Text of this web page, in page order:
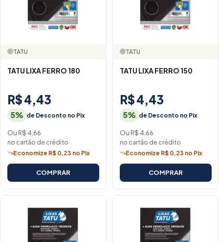
TATU
TATU LIXA FERRO 180
R$ 4,43
5% de Desconto no Pix
Ou R$ 4,66
no cartão de crédito
Economize R$ 0,23 no Pix
COMPRAR
TATU
TATU LIXA FERRO 150
R$ 4,43
5% de Desconto no Pix
Ou R$ 4,66
no cartão de crédito
Economize R$ 0,23 no Pix
COMPRAR